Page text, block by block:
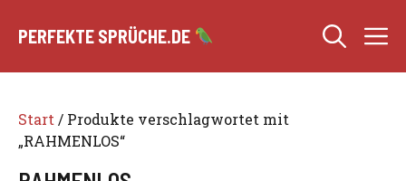
Inhalt
PERFEKTE SPRÜCHE.DE
Start / Produkte verschlagwortet mit
„RAHMENLOS“